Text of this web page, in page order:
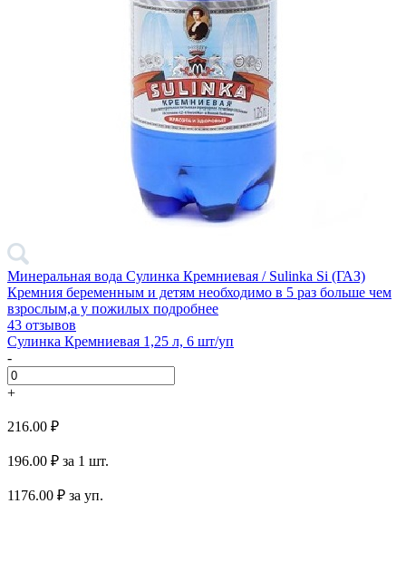
Минеральная вода Сулинка Кремниевая / Sulinka Si (ГАЗ)
Кремния беременным и детям необходимо в 5 раз больше чем
взрослым,а у пожилых подробнее
43 отзывов
Сулинка Кремниевая 1,25 л, 6 шт/уп
-
+
216.00 ₽
196.00 ₽ за 1 шт.
1176.00 ₽ за уп.